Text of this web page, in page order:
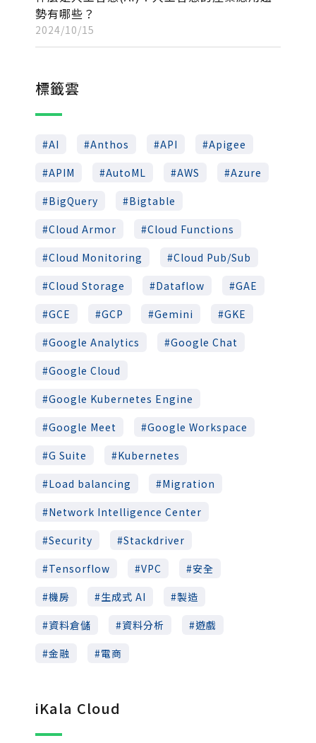
勢有哪些？
2024/10/15
標籤雲
AI Anthos API
Apigee
APIM
AutoML AWS
Azure
BigQuery
Bigtable
Cloud Armor
Cloud Functions
Cloud Monitoring
Cloud Pub/Sub
Cloud Storage
Dataflow
GAE
GCE
GCP Gemini
GKE
Google Analytics
Google Chat
Google Cloud
Google Kubernetes Engine
Google Meet
Google Workspace
G Suite
Kubernetes
Load balancing
Migration
Network Intelligence Center
Security
Stackdriver
Tensorflow
VPC
安全
機房
生成式 AI
製造
資料倉儲
資料分析
遊戲
金融
電商
iKala Cloud